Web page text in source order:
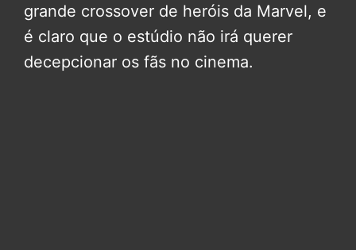
grande crossover de heróis da Marvel, e
é claro que o estúdio não irá querer
decepcionar os fãs no cinema.